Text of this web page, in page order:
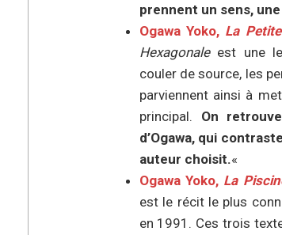
prennent un sens,
Ogawa Yoko, La
Hexagonaleest une
couler de source, les
parviennent ainsi à
principal. On
d’Ogawa, qui
auteur choisit.«
Ogawa Yoko, La
est le récit le plus
en 1991. Ces trois